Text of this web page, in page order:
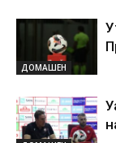
ДОМАШЕН